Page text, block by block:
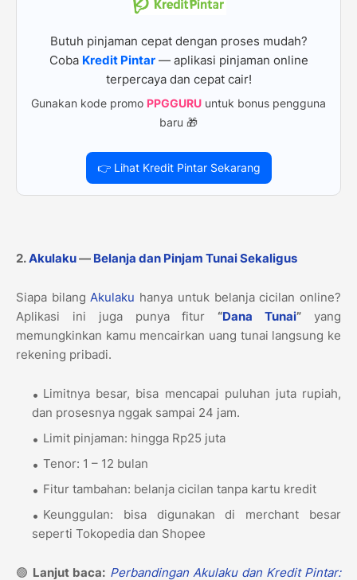
Butuh pinjaman cepat dengan proses mudah?
Coba Kredit Pintar— aplikasi pinjaman online
terpercaya dan cepat cair!
Gunakan kode promo PPGGURU untuk bonus pengguna
baru 🎁
👉 Lihat Kredit Pintar Sekarang
2.Akulaku— Belanja dan Pinjam Tunai Sekaligus
Siapa bilangAkulaku hanya untuk belanja cicilan online?
Aplikasi ini juga punya fitur“Dana Tunai” yang
memungkinkan kamu mencairkan uang tunai langsung ke
rekening pribadi.
Limitnya besar, bisa mencapai puluhan juta rupiah,
dan prosesnya nggak sampai 24 jam.
Limit pinjaman: hingga Rp25 juta
Tenor: 1 – 12 bulan
Fitur tambahan: belanja cicilan tanpa kartu kredit
Keunggulan: bisa digunakan di merchant besar
seperti Tokopedia dan Shopee
🟢 Lanjut baca: Perbandingan Akulaku dan Kredit Pintar: